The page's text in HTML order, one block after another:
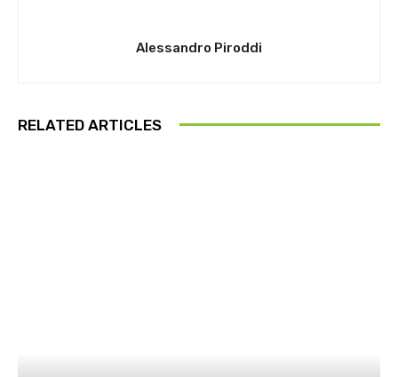
Alessandro Piroddi
RELATED ARTICLES